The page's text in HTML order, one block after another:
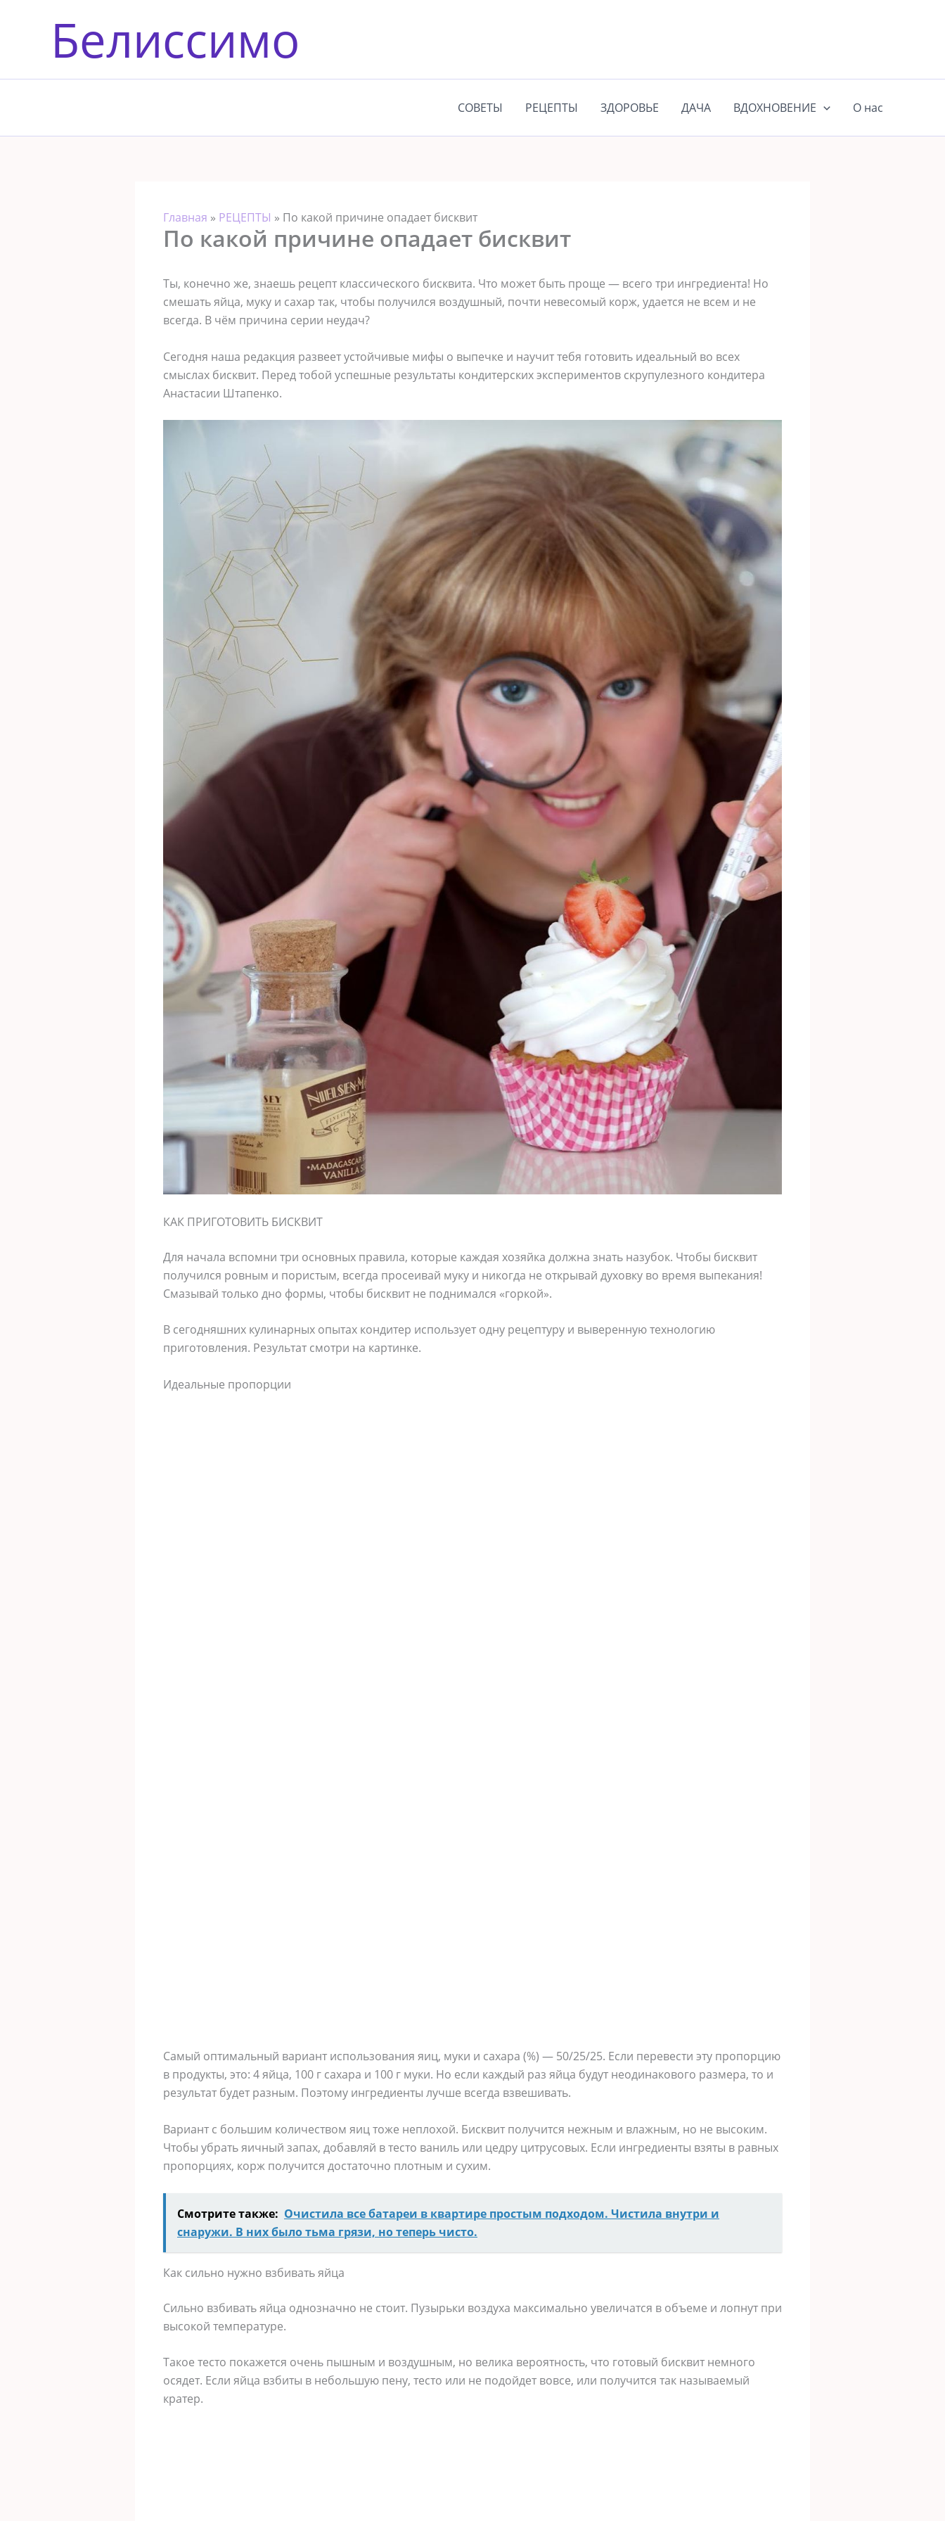
содержимомуБелиссимо
СОВЕТЫ РЕЦЕПТЫ ЗДОРОВЬЕ ДАЧА ВДОХНОВЕНИЕ О нас
Главная » РЕЦЕПТЫ » По какой причине опадает бисквит
По какой причине опадает бисквит
Ты, конечно же, знаешь рецепт классического бисквита. Что может быть проще — всего три ингредиента! Но
смешать яйца, муку и сахар так, чтобы получился воздушный, почти невесомый корж, удается не всем и не
всегда. В чём причина серии неудач?
Сегодня наша редакция развеет устойчивые мифы о выпечке и научит тебя готовить идеальный во всех
смыслах бисквит. Перед тобой успешные результаты кондитерских экспериментов скрупулезного кондитера
Анастасии Штапенко.
КАК ПРИГОТОВИТЬ БИСКВИТ
Для начала вспомни три основных правила, которые каждая хозяйка должна знать назубок. Чтобы бисквит
получился ровным и пористым, всегда просеивай муку и никогда не открывай духовку во время выпекания!
Смазывай только дно формы, чтобы бисквит не поднимался «горкой».
В сегодняшних кулинарных опытах кондитер использует одну рецептуру и выверенную технологию
приготовления. Результат смотри на картинке.
Идеальные пропорции
Самый оптимальный вариант использования яиц, муки и сахара (%) — 50/25/25. Если перевести эту пропорцию
в продукты, это: 4 яйца, 100 г сахара и 100 г муки. Но если каждый раз яйца будут неодинакового размера, то и
результат будет разным. Поэтому ингредиенты лучше всегда взвешивать.
Вариант с большим количеством яиц тоже неплохой. Бисквит получится нежным и влажным, но не высоким.
Чтобы убрать яичный запах, добавляй в тесто ваниль или цедру цитрусовых. Если ингредиенты взяты в равных
пропорциях, корж получится достаточно плотным и сухим.
Смотрите также: Очистила все батареи в квартире простым подходом. Чистила внутри и
снаружи. В них было тьма грязи, но теперь чисто.
Как сильно нужно взбивать яйца
Сильно взбивать яйца однозначно не стоит. Пузырьки воздуха максимально увеличатся в объеме и лопнут при
высокой температуре.
Такое тесто покажется очень пышным и воздушным, но велика вероятность, что готовый бисквит немного
осядет. Если яйца взбиты в небольшую пену, тесто или не подойдет вовсе, или получится так называемый
кратер.